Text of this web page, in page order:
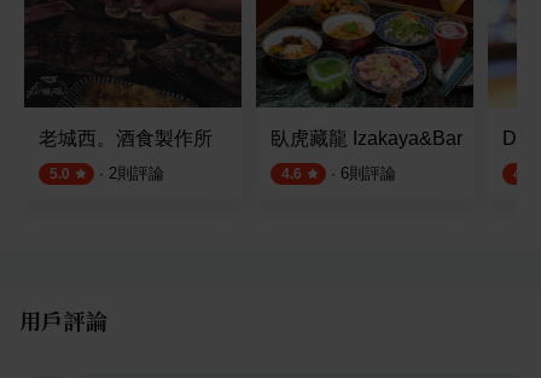
老城西。酒食製作所
5.0 · 2則評論
臥虎藏龍 Izakaya&Bar
4.6 · 6則評論 4.5
用戶評論